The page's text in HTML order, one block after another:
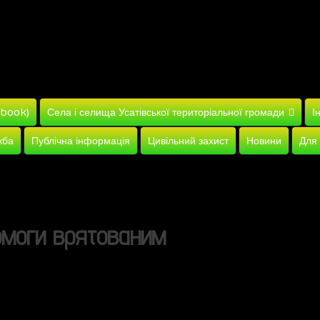
Села і селища Усатівської територіальної громади
Публічна інформація Цивільний захист Новини
врятованим